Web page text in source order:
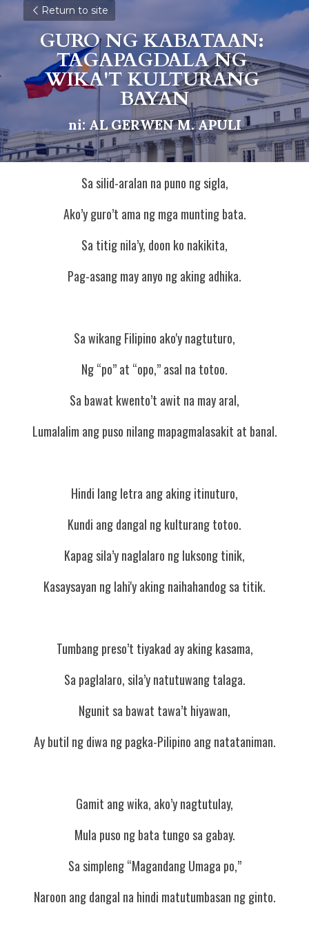
Return to site
GURO NG KABATAAN:
TAGAPAGDALA NG
WIKA'T KULTURANG
BAYAN
ni: AL GERWEN M. APULI
Sa silid-aralan na puno ng sigla,
Ako’y guro’t ama ng mga munting bata.
Sa titig nila’y, doon ko nakikita,
Pag-asang may anyo ng aking adhika.
Sa wikang Filipino ako'y nagtuturo,
Ng “po” at “opo,” asal na totoo.
Sa bawat kwento’t awit na may aral,
Lumalalim ang puso nilang mapagmalasakit at banal.
Hindi lang letra ang aking itinuturo,
Kundi ang dangal ng kulturang totoo.
Kapag sila’y naglalaro ng luksong tinik,
Kasaysayan ng lahi'y aking naihahandog sa titik.
Tumbang preso’t tiyakad ay aking kasama,
Sa paglalaro, sila’y natutuwang talaga.
Ngunit sa bawat tawa’t hiyawan,
Ay butil ng diwa ng pagka-Pilipino ang natataniman.
Gamit ang wika, ako’y nagtutulay,
Mula puso ng bata tungo sa gabay.
Sa simpleng “Magandang Umaga po,”
Naroon ang dangal na hindi matutumbasan ng ginto.